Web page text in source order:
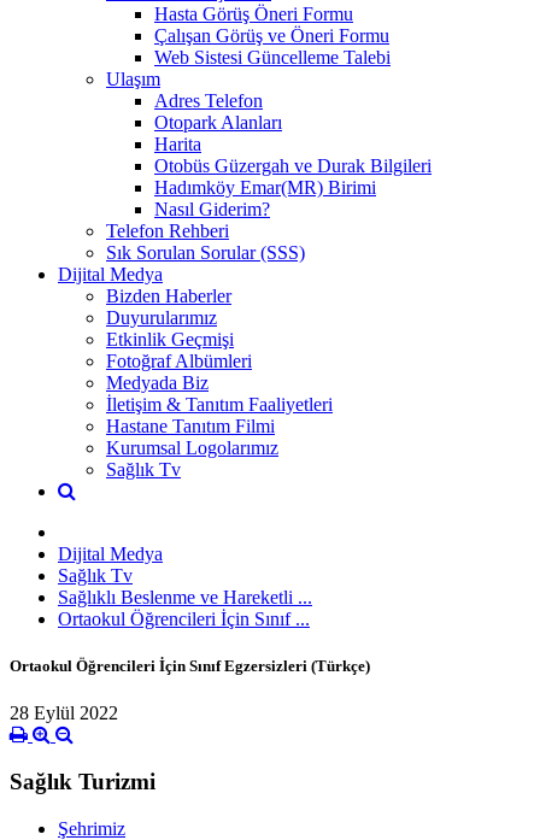
Hasta Görüş Öneri Formu
Çalışan Görüş ve Öneri Formu
Web Sistesi Güncelleme Talebi
Ulaşım
Adres Telefon
Otopark Alanları
Harita
Otobüs Güzergah ve Durak Bilgileri
Hadımköy Emar(MR) Birimi
Nasıl Giderim?
Telefon Rehberi
Sık Sorulan Sorular (SSS)
Dijital Medya
Bizden Haberler
Duyurularımız
Etkinlik Geçmişi
Fotoğraf Albümleri
Medyada Biz
İletişim & Tanıtım Faaliyetleri
Hastane Tanıtım Filmi
Kurumsal Logolarımız
Sağlık Tv
Dijital Medya
Sağlık Tv
Sağlıklı Beslenme ve Hareketli ...
Ortaokul Öğrencileri İçin Sınıf ...
Ortaokul Öğrencileri İçin Sınıf Egzersizleri (Türkçe)
28 Eylül 2022
Sağlık Turizmi
Şehrimiz